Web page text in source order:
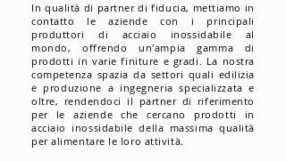
In qualità di partner di fiducia, mettiamo in
contatto le aziende con i principali
produttori di acciaio inossidabile al
mondo, offrendo un'ampia gamma di
prodotti in varie finiture e gradi. La nostra
competenza spazia da settori quali edilizia
e produzione a ingegneria specializzata e
oltre, rendendoci il partner di riferimento
per le aziende che cercano prodotti in
acciaio inossidabile della massima qualità
per alimentare le loro attività.